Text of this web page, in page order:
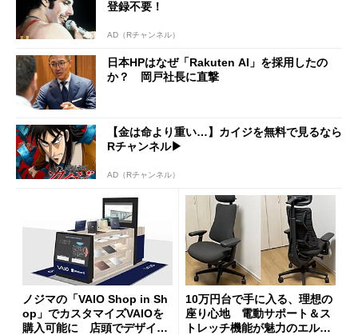
登録不要！
AD（Rチャンネル）
日本HPはなぜ「Rakuten AI」を採用したの
か？ 岡戸社長に直撃
【金は命より重い…】カイジを無料で見るなら
Rチャンネル▶︎
AD（Rチャンネル）
ノジマの「VAIO Shop in Sh
op」でカスタマイズVAIOを
購入可能に 店頭でデザイン
10万円台で手に入る、理想の
座り心地 電動サポート＆ス
トレッチ機能が魅力のエルゴ